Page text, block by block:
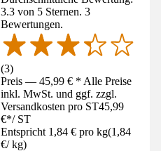
3.3 von 5 Sternen. 3
Bewertungen.
(3)
Preis — 45,99 € * Alle Preise
inkl. MwSt. und ggf. zzgl.
Versandkosten pro ST45,99
€*/ ST
Entspricht 1,84 € pro kg(1,84
€/ kg)